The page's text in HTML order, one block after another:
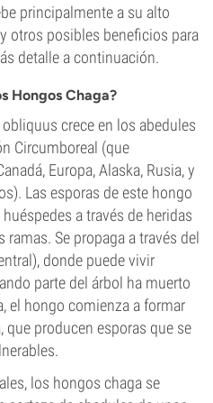
principalmente a su alto
otros posibles beneficios para
detalle a continuación.
Hongos Chaga?
crece en los abedules
Circumboreal (que
Europa, Alaska, Rusia, y
Las esporas de este hongo
a través de heridas
Se propaga a través del
donde puede vivir
parte del árbol ha muerto
el hongo comienza a formar
producen esporas que se
los hongos chaga se